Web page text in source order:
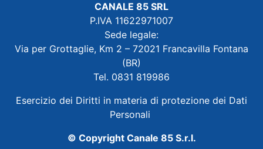
CANALE 85 SRL
P.IVA 11622971007
Sede legale:
Via per Grottaglie, Km 2 – 72021 Francavilla Fontana
(BR)
Tel. 0831 819986
Esercizio dei Diritti in materia di protezione dei Dati
Personali
© Copyright Canale 85 S.r.l.